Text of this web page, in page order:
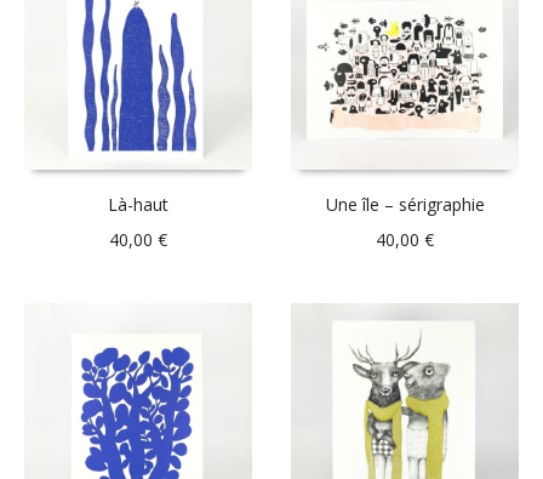
Là-haut
40,00 €
Une île – sérigraphie
40,00€